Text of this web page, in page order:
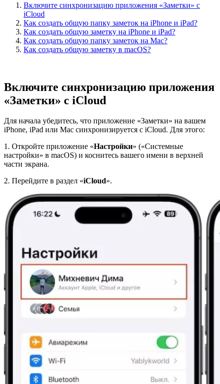
Включите синхронизацию приложения «Заметки» с
iCloud
Как создать общую папку заметок на iPhone и iPad?
Как создать общую заметку на iPhone и iPad?
Как создать общую папку заметок на Mac?
Как создать общую заметку в macOS?
Включите синхронизацию приложения
«Заметки» с iCloud
Для начала убедитесь, что приложение «Заметки» на вашем
iPhone, iPad или Mac синхронизируется с iCloud. Для этого:
1. Откройте приложение «Настройки» («Системные
настройки» в macOS) и коснитесь вашего имени в верхней
части экрана.
2. Перейдите в раздел «iCloud».